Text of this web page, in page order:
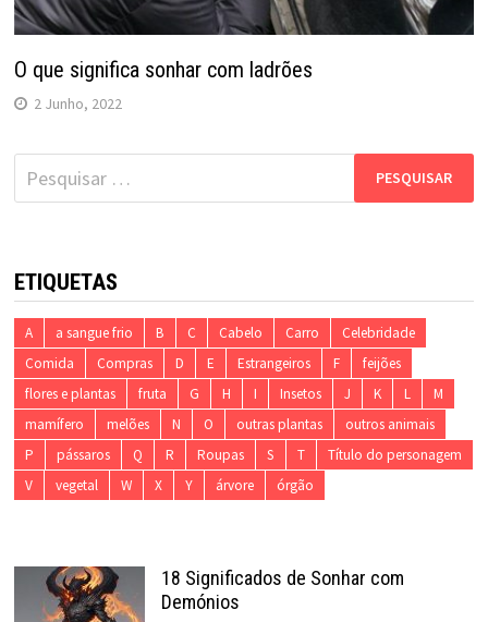
O que significa sonhar com ladrões
2 Junho, 2022
Pesquisar
por:
ETIQUETAS
A a sangue frio B C Cabelo Carro
Celebridade
Comida
Compras D E Estrangeiros F
feijões
flores e plantas
fruta G H I Insetos J K L
M
mamífero
melões N O outras plantas
outros animais
P
pássaros Q R Roupas S T
Título do personagem
V
vegetal W X Y árvore órgão
18 Significados de Sonhar com
Demónios